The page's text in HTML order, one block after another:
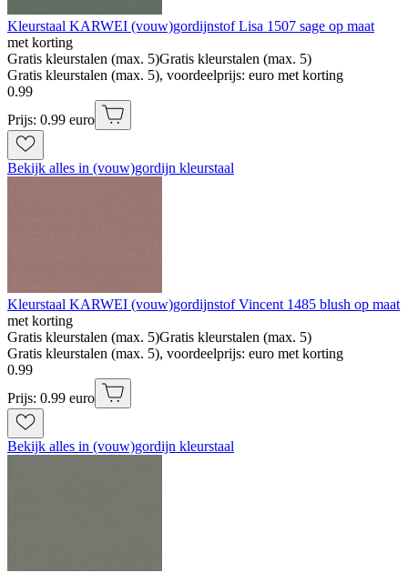
Kleurstaal KARWEI (vouw)gordijnstof Lisa 1507 sage op maat
met korting
Gratis kleurstalen (max. 5)Gratis kleurstalen (max. 5)
Gratis kleurstalen (max. 5), voordeelprijs: euro met korting
0.99
Prijs: 0.99 euro
Bekijk alles in (vouw)gordijn kleurstaal
Kleurstaal KARWEI (vouw)gordijnstof Vincent 1485 blush op maat
met korting
Gratis kleurstalen (max. 5)Gratis kleurstalen (max. 5)
Gratis kleurstalen (max. 5), voordeelprijs: euro met korting
0.99
Prijs: 0.99 euro
Bekijk alles in (vouw)gordijn kleurstaal